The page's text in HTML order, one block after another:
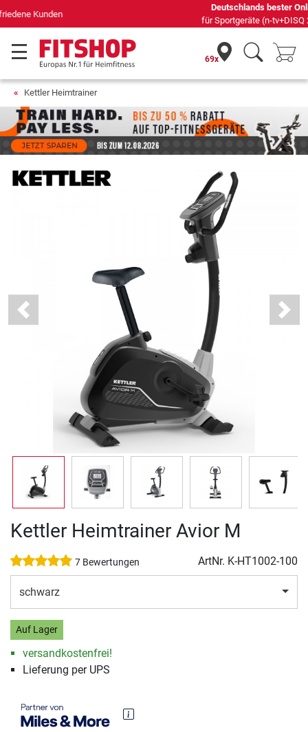
Deutschlands bester Online-Shop
für Sportgeräte (n-tv+DISQ 2016-2024)
69x
Kettler Heimtrainer
Previous Next
Kettler Heimtrainer Avior M
7 Bewertungen ArtNr. K-HT1002-100
schwarz
Auf Lager
versandkostenfrei!
Lieferung per UPS